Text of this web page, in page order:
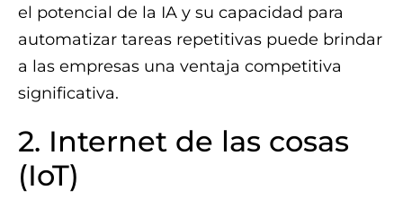
el potencial de la IA y su capacidad para
automatizar tareas repetitivas puede brindar
a las empresas una ventaja competitiva
significativa.
2. Internet de las cosas
(IoT)